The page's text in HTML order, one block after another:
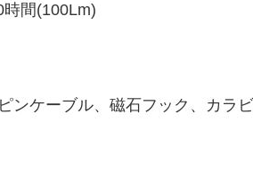
間(100Lm)
ンケーブル、磁石フック、カラ